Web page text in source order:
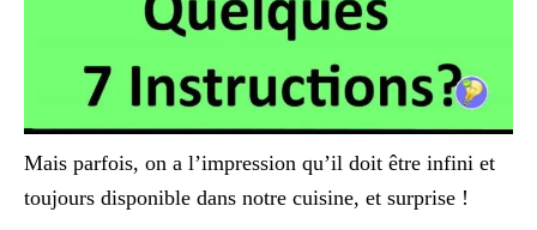
Mais parfois, on a l’impression qu’il doit être infini et
toujours disponible dans notre cuisine, et surprise !